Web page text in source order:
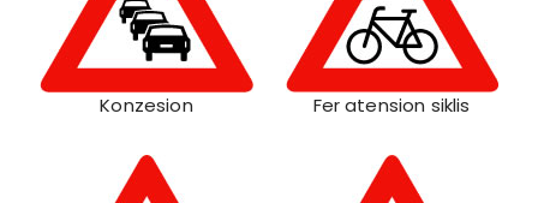
Konzesion Fer atension siklis